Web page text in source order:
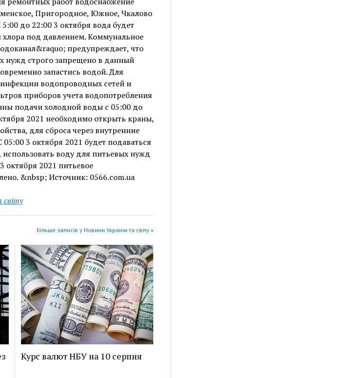
Пригородное, Южное, Чкалово
до 22:00 3 октября вода будет
под давлением. Коммунальное
предупреждает, что
нужд строго запрещено в данный
запастись водой. Для
водопроводных сетей и
приборов учета водопотребления
подачи холодной воды с 05:00 до
2021 необходимо открыть краны,
для сброса через внутренние
3 октября 2021 будет подаваться
воду для питьевых нужд
октября 2021 питьевое
&nbsp; Источник: 0566.com.ua
Більше записів у Новини України та світу »
Курс валют НБУ на 10 серпня